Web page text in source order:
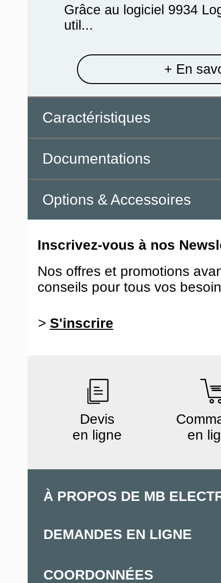
Grâce au logiciel 9934
util...
+ En
Caractéristiques
Documentations
Options & Accessoires
Inscrivez-vous à nos
Nos offres et promotions
conseils pour tous vos
> S'inscrire
Devis
en ligne
en
À PROPOS DE MB
DEMANDES EN LIGNE
COORDONNÉES